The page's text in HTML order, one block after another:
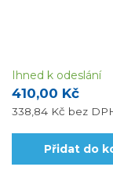
410,00 Kč
338,84 Kč bez
Ihned k odeslání
Přidat do